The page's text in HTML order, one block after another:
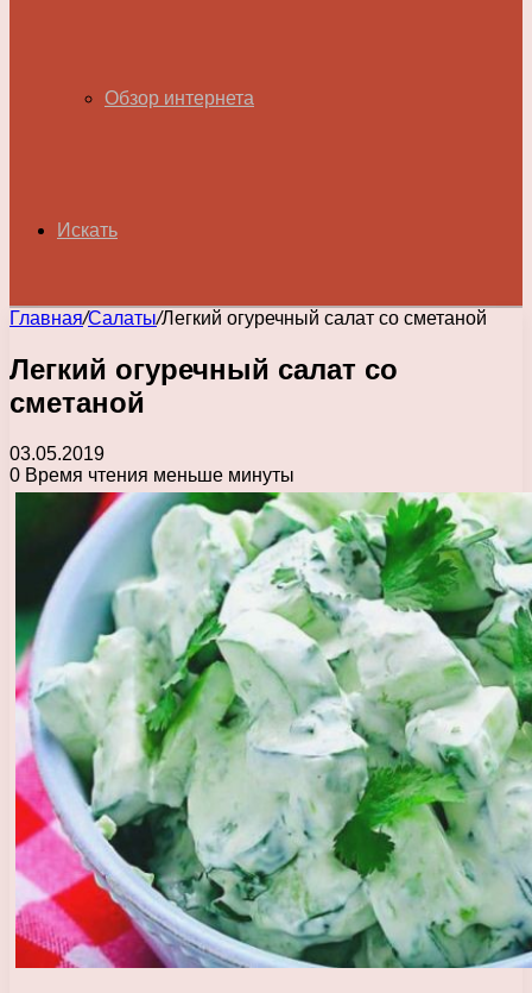
Обзор интернета
Искать
Главная/Салаты/Легкий огуречный салат со сметаной
Легкий огуречный салат со
сметаной
03.05.2019
0 Время чтения меньше минуты